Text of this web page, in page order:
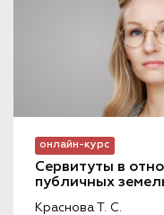
онлайн-курс
Сервитуты в
публичных
Краснова Т. С.